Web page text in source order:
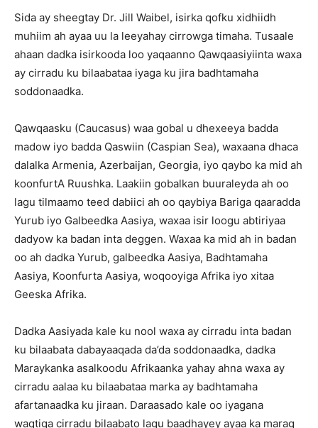
Sida ay sheegtay Dr. Jill Waibel, isirka qofku xidhiidh
muhiim ah ayaa uu la leeyahay cirrowga timaha. Tusaale
ahaan dadka isirkooda loo yaqaanno Qawqaasiyiinta waxa
ay cirradu ku bilaabataa iyaga ku jira badhtamaha
soddonaadka.
Qawqaasku (Caucasus) waa gobal u dhexeeya badda
madow iyo badda Qaswiin (Caspian Sea), waxaana dhaca
dalalka Armenia, Azerbaijan, Georgia, iyo qaybo ka mid ah
koonfurtA Ruushka. Laakiin gobalkan buuraleyda ah oo
lagu tilmaamo teed dabiici ah oo qaybiya Bariga qaaradda
Yurub iyo Galbeedka Aasiya, waxaa isir loogu abtiriyaa
dadyow ka badan inta deggen. Waxaa ka mid ah in badan
oo ah dadka Yurub, galbeedka Aasiya, Badhtamaha
Aasiya, Koonfurta Aasiya, woqooyiga Afrika iyo xitaa
Geeska Afrika.
Dadka Aasiyada kale ku nool waxa ay cirradu inta badan
ku bilaabata dabayaaqada da’da soddonaadka, dadka
Maraykanka asalkoodu Afrikaanka yahay ahna waxa ay
cirradu aalaa ku bilaabataa marka ay badhtamaha
afartanaadka ku jiraan. Daraasado kale oo iyagana
waqtiga cirradu bilaabato lagu baadhayey ayaa ka marag